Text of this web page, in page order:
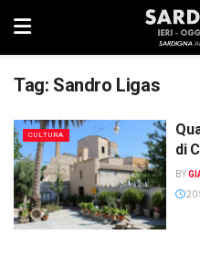
Tag: Sandro Ligas
CULTURA
di
BY
20